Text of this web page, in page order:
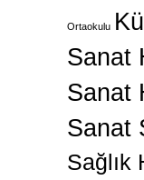
Ortaokulu
Sanat
Sanat
Sanat
Sağlık